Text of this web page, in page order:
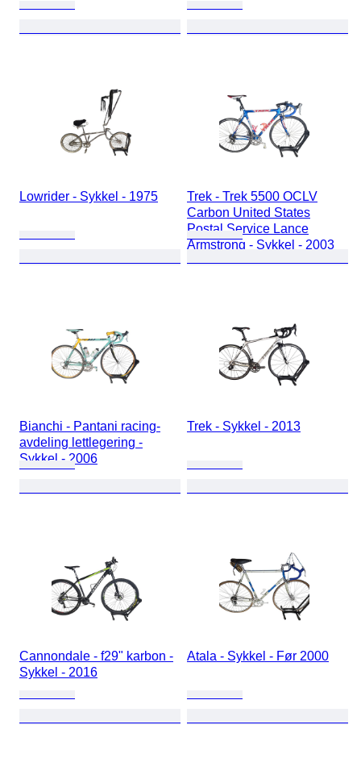
Lowrider - Sykkel - 1975
Trek - Trek 5500 OCLV
Carbon United States
Postal Service Lance
Armstrong - Sykkel - 2003
Bianchi - Pantani racing-
avdeling lettlegering -
Sykkel - 2006
Trek - Sykkel - 2013
Cannondale - f29" karbon -
Sykkel - 2016
Atala - Sykkel - Før 2000